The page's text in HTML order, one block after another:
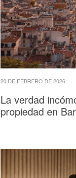
20 DE FEBRERO DE 2026
La verdad
propiedad en